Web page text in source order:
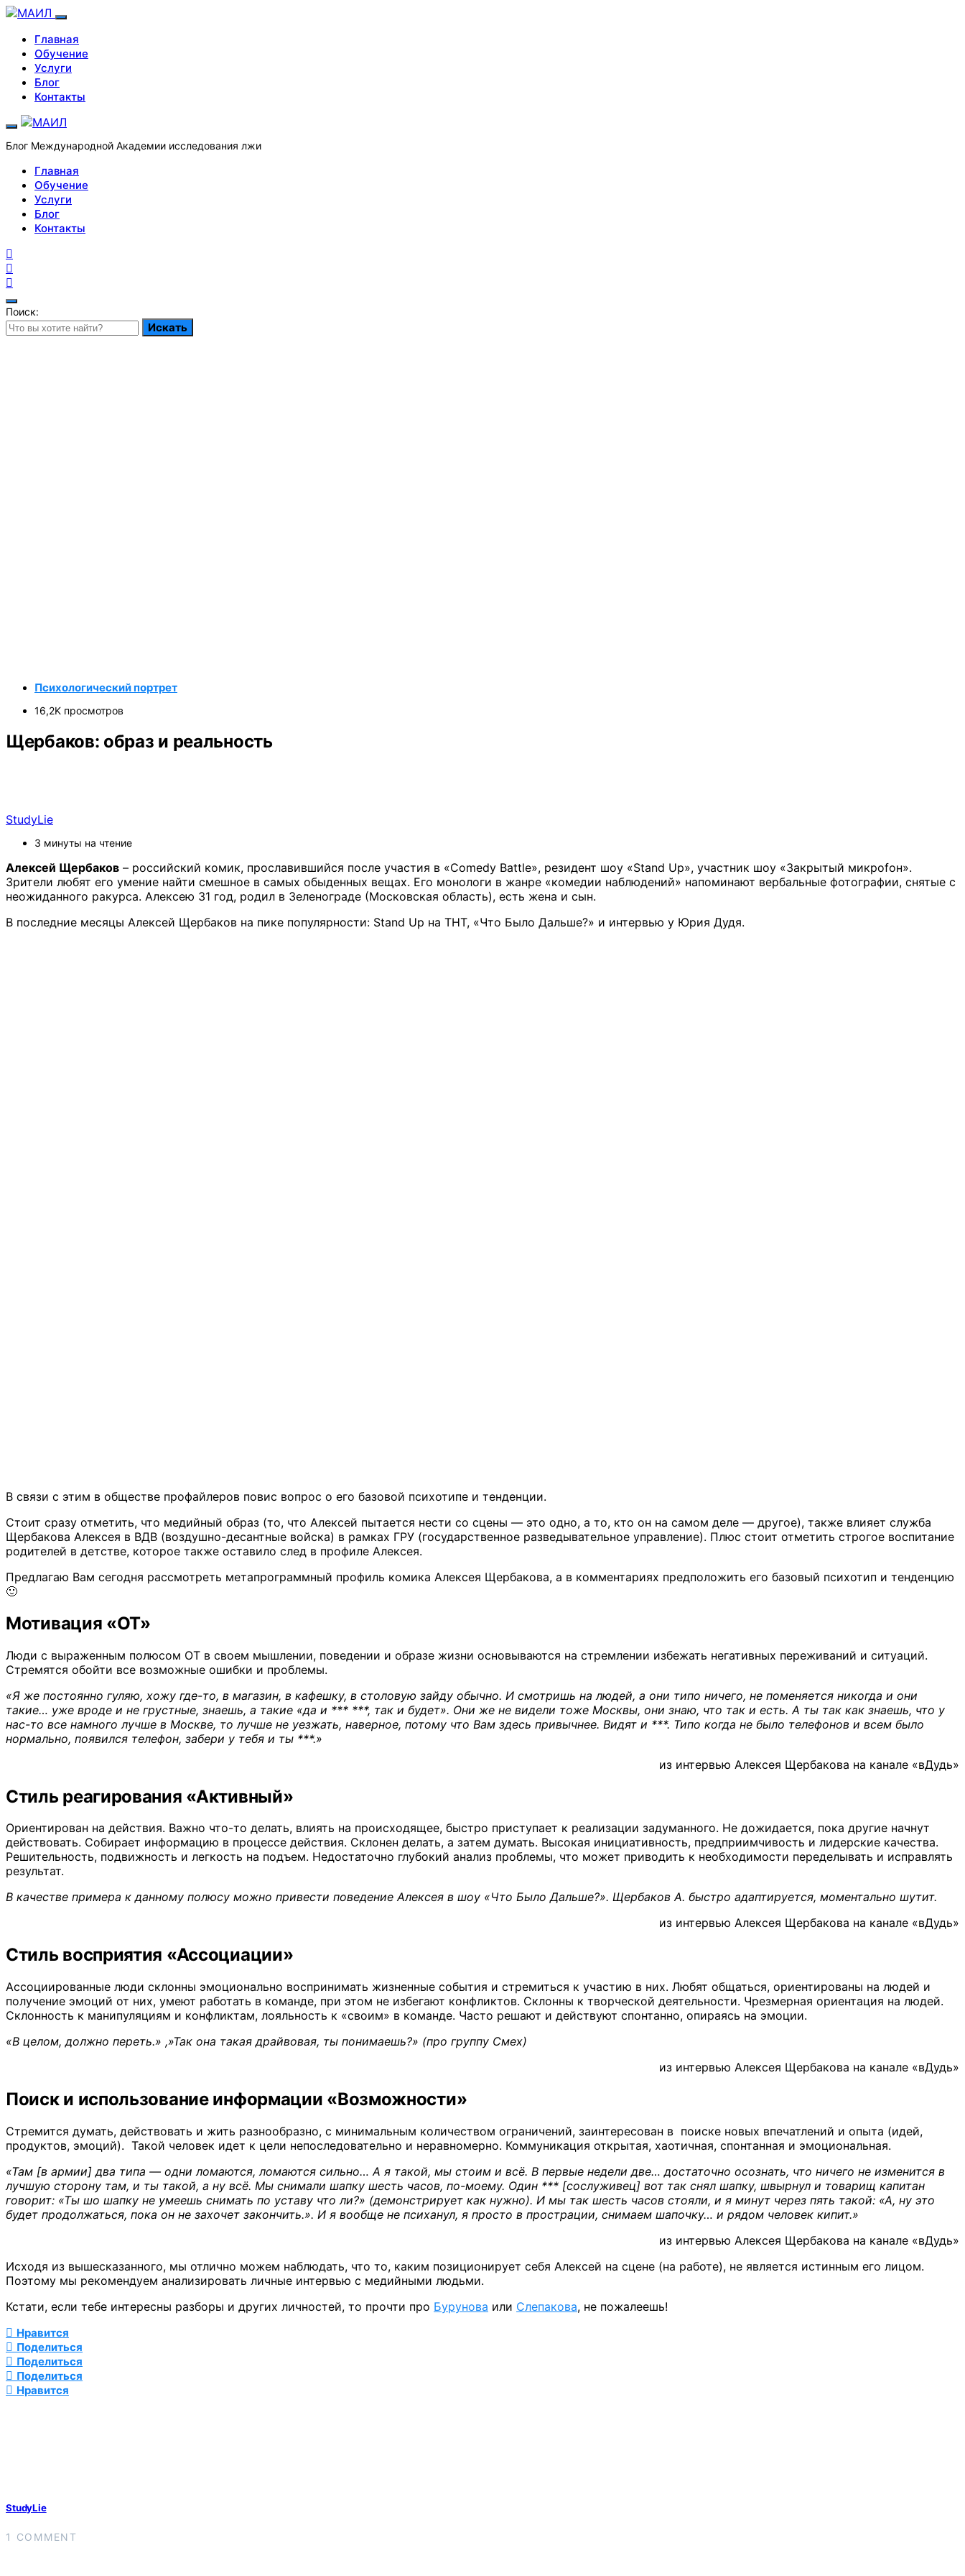
Главная
Обучение
Услуги
Блог
Контакты
Блог Международной Академии исследования лжи
Главная
Обучение
Услуги
Блог
Контакты
Поиск:
Искать
Психологический портрет
16,2K просмотров
Щербаков: образ и реальность
StudyLie
3 минуты на чтение
Алексей Щербаков – российский комик, прославившийся после участия в «Comedy Battle», резидент шоу «Stand Up», участник шоу «Закрытый микроfон».
Зрители любят его умение найти смешное в самых обыденных вещах. Его монологи в жанре «комедии наблюдений» напоминают вербальные фотографии, снятые с
неожиданного ракурса. Алексею 31 год, родил в Зеленограде (Московская область), есть жена и сын.
В последние месяцы Алексей Щербаков на пике популярности: Stand Up на ТНТ, «Что Было Дальше?» и интервью у Юрия Дудя.
В связи с этим в обществе профайлеров повис вопрос о его базовой психотипе и тенденции.
Стоит сразу отметить, что медийный образ (то, что Алексей пытается нести со сцены — это одно, а то, кто он на самом деле — другое), также влияет служба
Щербакова Алексея в ВДВ (воздушно-десантные войска) в рамках ГРУ (государственное разведывательное управление). Плюс стоит отметить строгое воспитание
родителей в детстве, которое также оставило след в профиле Алексея.
Предлагаю Вам сегодня рассмотреть метапрограммный профиль комика Алексея Щербакова, а в комментариях предположить его базовый психотип и тенденцию
🙂
Мотивация «ОТ»
Люди с выраженным полюсом ОТ в своем мышлении, поведении и образе жизни основываются на стремлении избежать негативных переживаний и ситуаций.
Стремятся обойти все возможные ошибки и проблемы.
«Я же постоянно гуляю, хожу где-то, в магазин, в кафешку, в столовую зайду обычно. И смотришь на людей, а они типо ничего, не поменяется никогда и они
такие… уже вроде и не грустные, знаешь, а такие «да и *** ***, так и будет». Они же не видели тоже Москвы, они знаю, что так и есть. А ты так как знаешь, что у
нас-то все намного лучше в Москве, то лучше не уезжать, наверное, потому что Вам здесь привычнее. Видят и ***. Типо когда не было телефонов и всем было
нормально, появился телефон, забери у тебя и ты ***.»
из интервью Алексея Щербакова на канале «вДудь»
Стиль реагирования «Активный»
Ориентирован на действия. Важно что-то делать, влиять на происходящее, быстро приступает к реализации задуманного. Не дожидается, пока другие начнут
действовать. Собирает информацию в процессе действия. Склонен делать, а затем думать. Высокая инициативность, предприимчивость и лидерские качества.
Решительность, подвижность и легкость на подъем. Недостаточно глубокий анализ проблемы, что может приводить к необходимости переделывать и исправлять
результат.
В качестве примера к данному полюсу можно привести поведение Алексея в шоу «Что Было Дальше?». Щербаков А. быстро адаптируется, моментально шутит.
из интервью Алексея Щербакова на канале «вДудь»
Стиль восприятия «Ассоциации»
Ассоциированные люди склонны эмоционально воспринимать жизненные события и стремиться к участию в них. Любят общаться, ориентированы на людей и
получение эмоций от них, умеют работать в команде, при этом не избегают конфликтов. Склонны к творческой деятельности. Чрезмерная ориентация на людей.
Склонность к манипуляциям и конфликтам, лояльность к «своим» в команде. Часто решают и действуют спонтанно, опираясь на эмоции.
«В целом, должно переть.» ,»Так она такая драйвовая, ты понимаешь?» (про группу Смех)
из интервью Алексея Щербакова на канале «вДудь»
Поиск и использование информации «Возможности»
Стремится думать, действовать и жить разнообразно, с минимальным количеством ограничений, заинтересован в поиске новых впечатлений и опыта (идей,
продуктов, эмоций). Такой человек идет к цели непоследовательно и неравномерно. Коммуникация открытая, хаотичная, спонтанная и эмоциональная.
«Там [в армии] два типа — одни ломаются, ломаются сильно… А я такой, мы стоим и всё. В первые недели две… достаточно осознать, что ничего не изменится в
лучшую сторону там, и ты такой, а ну всё. Мы снимали шапку шесть часов, по-моему. Один *** [сослуживец] вот так снял шапку, швырнул и товарищ капитан
говорит: «Ты шо шапку не умеешь снимать по уставу что ли?» (демонстрирует как нужно). И мы так шесть часов стояли, и я минут через пять такой: «А, ну это
будет продолжаться, пока он не захочет закончить.». И я вообще не психанул, я просто в прострации, снимаем шапочку… и рядом человек кипит.»
из интервью Алексея Щербакова на канале «вДудь»
Исходя из вышесказанного, мы отлично можем наблюдать, что то, каким позиционирует себя Алексей на сцене (на работе), не является истинным его лицом.
Поэтому мы рекомендуем анализировать личные интервью с медийными людьми.
Кстати, если тебе интересны разборы и других личностей, то прочти про Бурунова или Слепакова, не пожалеешь!
Нравится
Поделиться
Поделиться
Поделиться
Нравится
StudyLie
1 COMMENT